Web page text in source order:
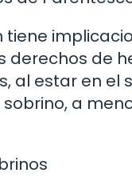
derechos de
al estar en
a